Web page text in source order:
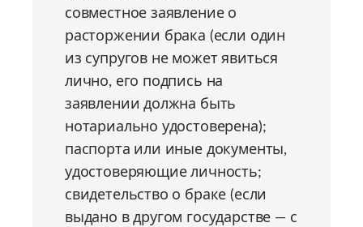
совместное заявление о
расторжении брака (если один
из супругов не может явиться
лично, его подпись на
заявлении должна быть
нотариально удостоверена);
паспорта или иные документы,
удостоверяющие личность;
свидетельство о браке (если
выдано в другом государстве — с